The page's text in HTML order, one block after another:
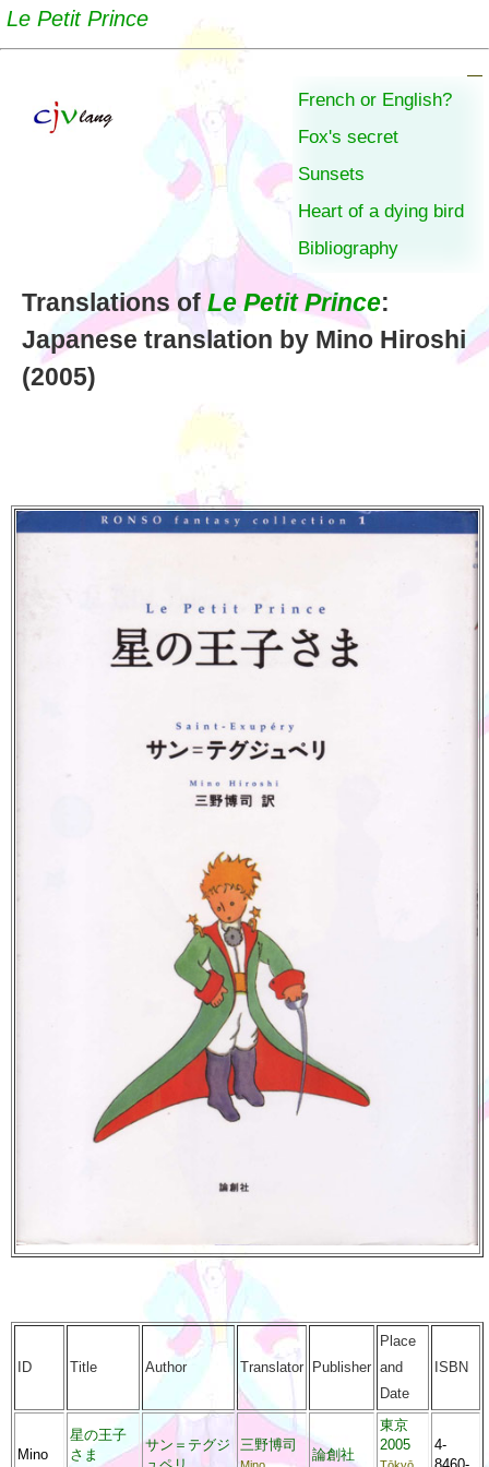
Le Petit Prince
French or English?
Fox's secret
Sunsets
Heart of a dying bird
Bibliography
Translations of Le Petit Prince:
Japanese translation by Mino Hiroshi
(2005)
ID Title Author Translator Publisher
Place
and
Date
ISBN
Mino
星の王子
さま
サン＝テグジ
三野博司
論創社
東京
2005
4-